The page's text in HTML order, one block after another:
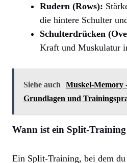
Rudern (Rows):
die hintere Schulter
Schulterdrücken
Kraft und Muskulatur
Siehe auch
Muskel-Memory
Grundlagen und
Wann ist ein Split-
Ein Split-Training, bei dem